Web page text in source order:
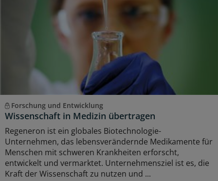
Forschung und Entwicklung
Wissenschaft in Medizin übertragen
Regeneron ist ein globales Biotechnologie-
Unternehmen, das lebensverändernde Medikamente für
Menschen mit schweren Krankheiten erforscht,
entwickelt und vermarktet. Unternehmensziel ist es, die
Kraft der Wissenschaft zu nutzen und ...